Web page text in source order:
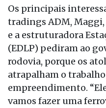
Os principais
tradings ADM,
e a estruturadora
(EDLP) pediram ao
rodovia, porque os
atrapalham o
empreendimento.
vamos fazer uma